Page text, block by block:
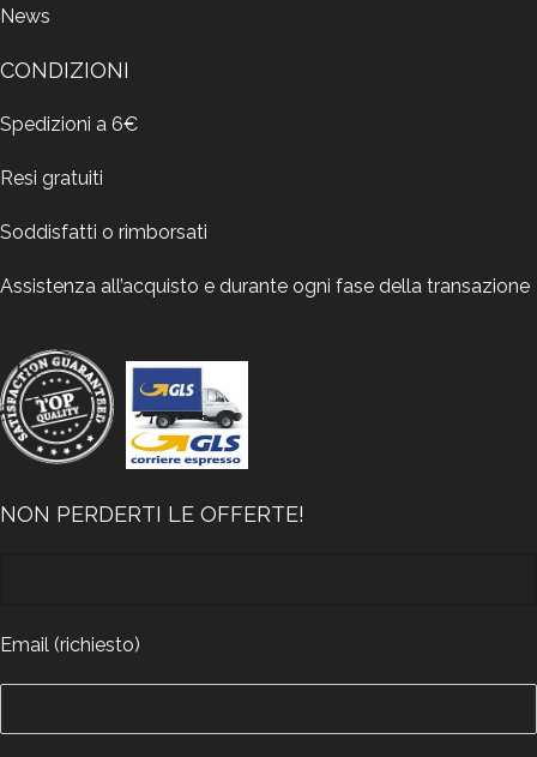
News
CONDIZIONI
Spedizioni a 6€
Resi gratuiti
Soddisfatti o rimborsati
Assistenza all’acquisto e durante ogni fase della transazione
NON PERDERTI LE OFFERTE!
Email (richiesto)